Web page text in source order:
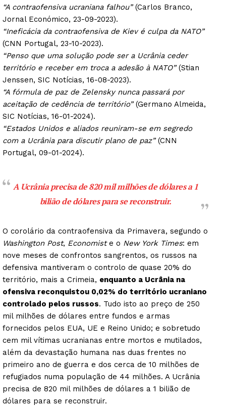
“A contraofensiva ucraniana falhou”(Carlos Branco,
Jornal Económico, 23-09-2023).
“Ineficácia da contraofensiva de Kiev é culpa da NATO”
(CNN Portugal, 23-10-2023).
“Penso que uma solução pode ser a Ucrânia ceder
território e receber em troca a adesão à NATO”(Stian
Jenssen, SIC Notícias, 16-08-2023).
“A fórmula de paz de Zelensky nunca passará por
aceitação de cedência de território”(Germano Almeida,
SIC Notícias, 16-01-2024).
“Estados Unidos e aliados reuniram-se em segredo
com a Ucrânia para discutir plano de paz”(CNN
Portugal, 09-01-2024).
A Ucrânia precisa de 820 mil milhões de dólares a 1
bilião de dólares para se reconstruir.
O corolário da contraofensiva da Primavera, segundo o
Washington Post, Economiste o New York Times: em
nove meses de confrontos sangrentos, os russos na
defensiva mantiveram o controlo de quase 20% do
território, mais a Crimeia, enquanto a Ucrânia na
ofensiva reconquistou 0,02% do território ucraniano
controlado pelos russos. Tudo isto ao preço de 250
mil milhões de dólares entre fundos e armas
fornecidos pelos EUA, UE e Reino Unido; e sobretudo
cem mil vítimas ucranianas entre mortos e mutilados,
além da devastação humana nas duas frentes no
primeiro ano de guerra e dos cerca de 10 milhões de
refugiados numa população de 44 milhões. A Ucrânia
precisa de 820 mil milhões de dólares a 1 bilião de
dólares para se reconstruir.